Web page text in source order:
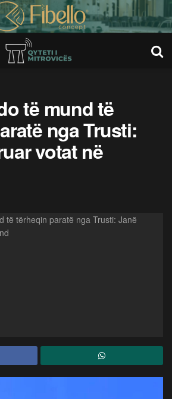
të mund të
nga Trusti:
votat në